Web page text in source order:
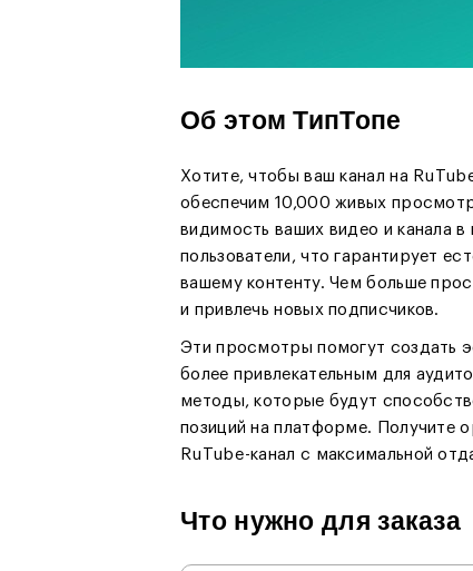
Об этом ТипТопе
Хотите, чтобы ваш канал на
обеспечим 10,000 живых
видимость ваших видео и канала
пользователи, что гарантирует
вашему контенту. Чем больше
и привлечь новых подписчиков.
Эти просмотры помогут создать
более привлекательным для
методы, которые будут
позиций на платформе. Получите
RuTube-канал с максимальной
Что нужно для заказа